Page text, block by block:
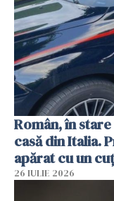
Român, în
casă din Italia.
apărat cu un
26 IULIE 2026